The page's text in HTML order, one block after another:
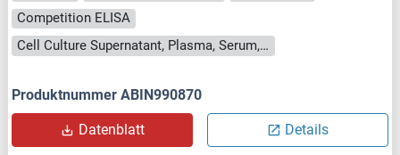
Competition ELISA
Cell Culture Supernatant, Plasma, Serum, Tissue Homogenate
Produktnummer ABIN990870
Datenblatt Details